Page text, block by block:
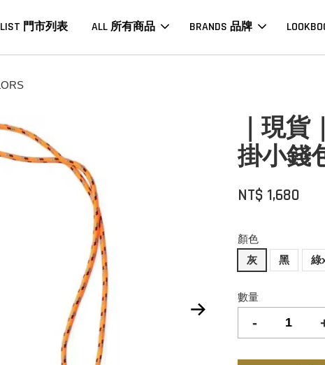
LIST 門市列表 ALL 所有商品 BRANDS 品牌
｜現貨
掛小錢
NT$ 1,680
顏色
灰
黑 綠
數量
-